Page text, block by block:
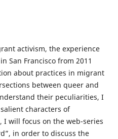
activism, the experience
San Francisco from 2011
about practices in migrant
between queer and
their peculiarities, I
characters of
I will focus on the web-series
in order to discuss the